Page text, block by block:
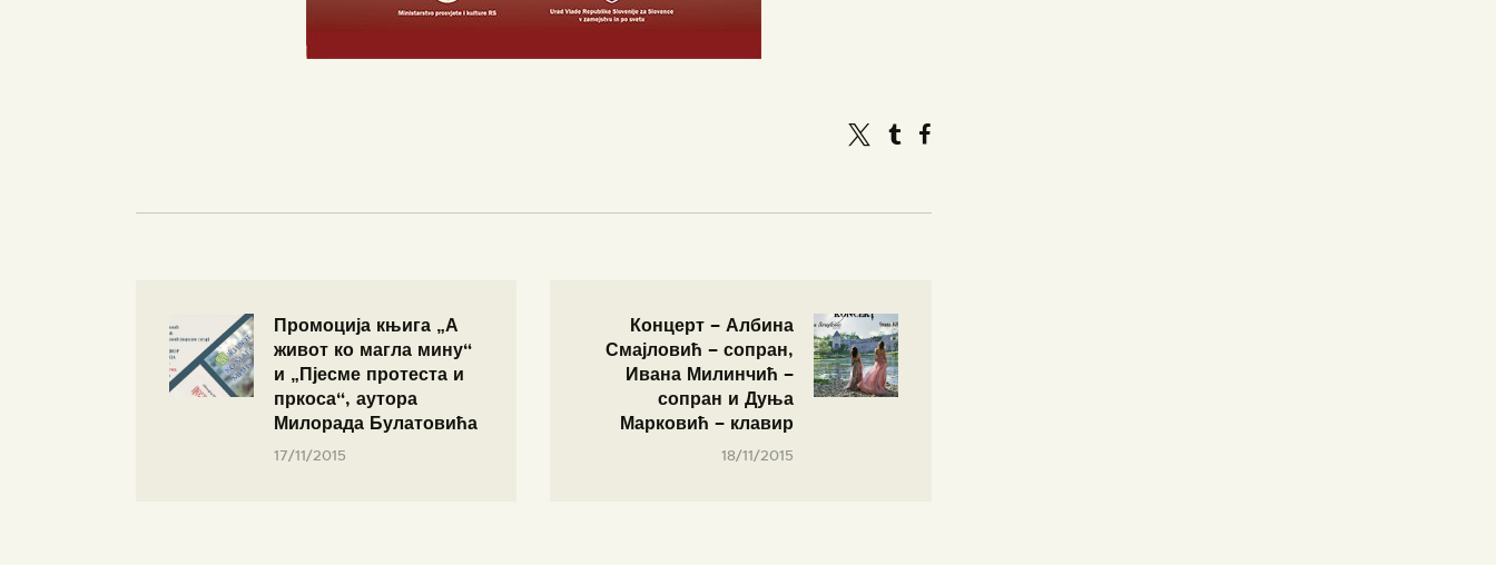
Промоција књига „А
живот ко магла мину“
и „Пјесме протеста и
пркоса“, аутора
Милорада Булатовића
17/11/2015
Концерт – Албина
Смајловић – сопран,
Ивана Милинчић –
сопран и Дуња
Марковић – клавир
18/11/2015